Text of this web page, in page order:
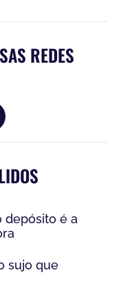
REDES
depósito é a
sujo que